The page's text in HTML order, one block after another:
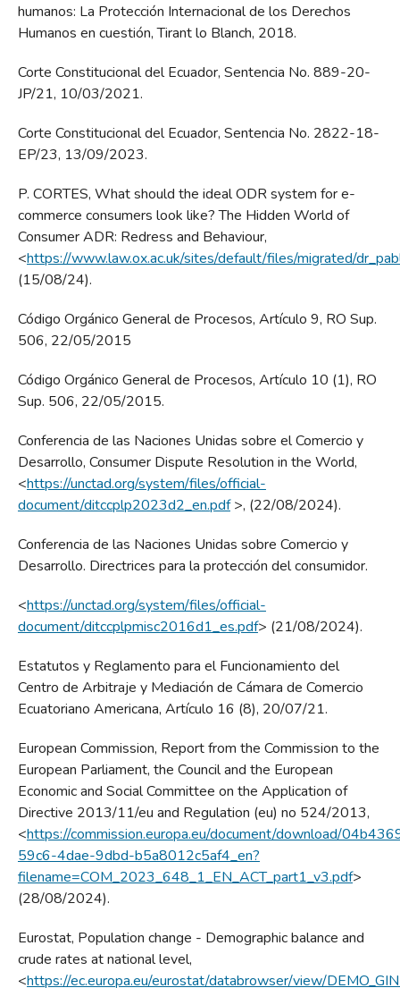
humanos: La Protección Internacional de los Derechos
Humanos en cuestión, Tirant lo Blanch, 2018.
Corte Constitucional del Ecuador, Sentencia No. 889-20-
JP/21, 10/03/2021.
Corte Constitucional del Ecuador, Sentencia No. 2822-18-
EP/23, 13/09/2023.
P. CORTES, What should the ideal ODR system for e-
commerce consumers look like? The Hidden World of
Consumer ADR: Redress and Behaviour,
<https://www.law.ox.ac.uk/sites/default/files/migrated/
(15/08/24).
Código Orgánico General de Procesos, Artículo 9, RO Sup.
506, 22/05/2015
Código Orgánico General de Procesos, Artículo 10 (1), RO
Sup. 506, 22/05/2015.
Conferencia de las Naciones Unidas sobre el Comercio y
Desarrollo, Consumer Dispute Resolution in the World,
<https://unctad.org/system/files/official-
document/ditccplp2023d2_en.pdf>, (22/08/2024).
Conferencia de las Naciones Unidas sobre Comercio y
Desarrollo. Directrices para la protección del consumidor.
<https://unctad.org/system/files/official-
document/ditccplpmisc2016d1_es.pdf> (21/08/2024).
Estatutos y Reglamento para el Funcionamiento del
Centro de Arbitraje y Mediación de Cámara de Comercio
Ecuatoriano Americana, Artículo 16 (8), 20/07/21.
European Commission, Report from the Commission to the
European Parliament, the Council and the European
Economic and Social Committee on the Application of
Directive 2013/11/eu and Regulation (eu) no 524/2013,
<https://commission.europa.eu/document/download/
59c6-4dae-9dbd-b5a8012c5af4_en?
filename=COM_2023_648_1_EN_ACT_part1_v3.pdf>
(28/08/2024).
Eurostat, Population change - Demographic balance and
crude rates at national level,
<https://ec.europa.eu/eurostat/databrowser/view/